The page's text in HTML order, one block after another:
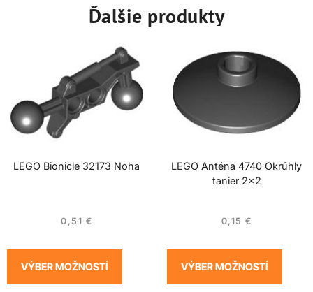
Ďalšie produkty
LEGO Bionicle 32173 Noha
0,51 €
VÝBER MOŽNOSTÍ
LEGO Anténa 4740 Okrúhly
tanier 2×2
0,15 €
VÝBER MOŽNOSTÍ